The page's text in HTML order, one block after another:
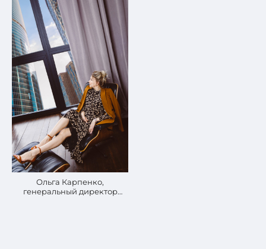
Ольга Карпенко,
генеральный директор